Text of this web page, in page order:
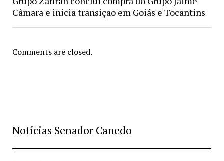
Notícias Senador Canedo
Câmara e inicia transição em Goiás e Tocantins
Comments are closed.